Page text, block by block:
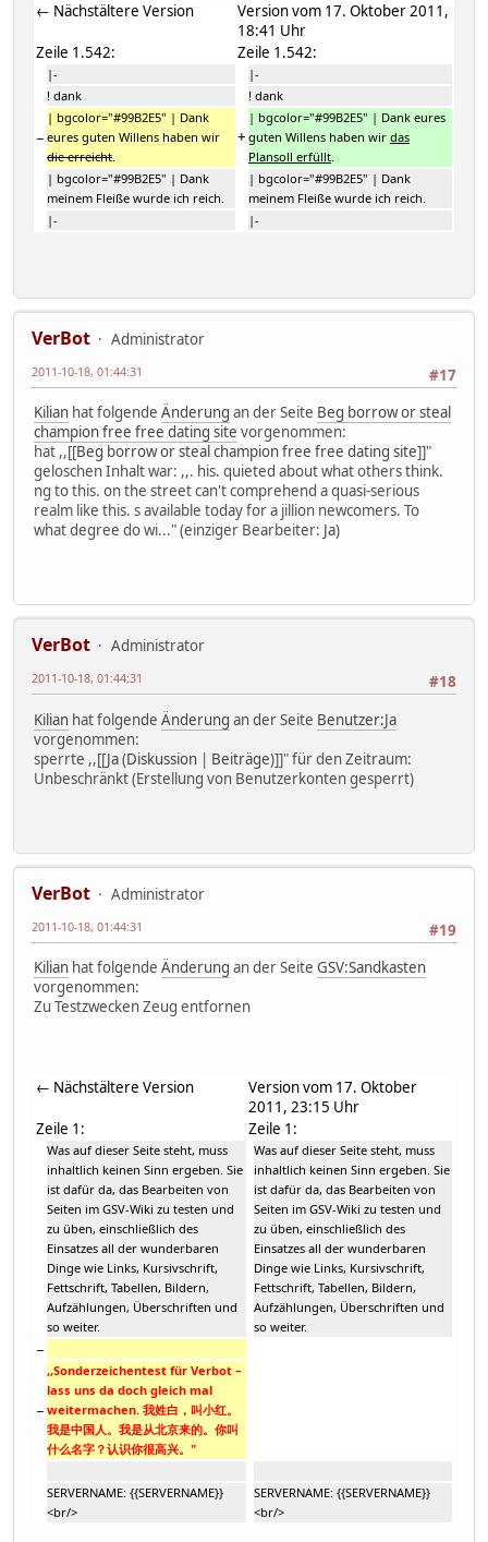
← Nächstältere Version
Version vom 17. Oktober 2011,
18:41 Uhr
Zeile 1.542:
Zeile 1.542:
|-
|-
! dank
! dank
−
| bgcolor="#99B2E5" | Dank
eures guten Willens haben wir
die erreicht.
+
| bgcolor="#99B2E5" | Dank eures
guten Willens haben wir das
Plansoll erfüllt.
| bgcolor="#99B2E5" | Dank
meinem Fleiße wurde ich reich.
| bgcolor="#99B2E5" | Dank
meinem Fleiße wurde ich reich.
|-
|-
VerBot
Administrator
#17
2011-10-18, 01:44:31
Kilian hat folgende Änderung an der Seite Beg borrow or steal
champion free free dating site vorgenommen:
hat ,,[[Beg borrow or steal champion free free dating site]]"
geloschen Inhalt war: ,,. his. quieted about what others think.
ng to this. on the street can't comprehend a quasi-serious
realm like this. s available today for a jillion newcomers. To
what degree do wi..." (einziger Bearbeiter: Ja)
VerBot
Administrator
#18
2011-10-18, 01:44:31
Kilian hat folgende Änderung an der Seite Benutzer:Ja
vorgenommen:
sperrte ,,[[Ja(Diskussion | Beiträge)]]" für den Zeitraum:
Unbeschränkt(Erstellung von Benutzerkonten gesperrt)
VerBot
Administrator
#19
2011-10-18, 01:44:31
Kilian hat folgende Änderung an der Seite GSV:Sandkasten
vorgenommen:
Zu Testzwecken Zeug entfornen
← Nächstältere Version
Version vom 17. Oktober
2011, 23:15 Uhr
Zeile 1:
Zeile 1:
Was auf dieser Seite steht, muss
inhaltlich keinen Sinn ergeben. Sie
ist dafür da, das Bearbeiten von
Seiten im GSV-Wiki zu testen und
zu üben, einschließlich des
Einsatzes all der wunderbaren
Dinge wie Links, Kursivschrift,
Fettschrift, Tabellen, Bildern,
Aufzählungen, Überschriften und
so weiter.
Was auf dieser Seite steht, muss
inhaltlich keinen Sinn ergeben. Sie
ist dafür da, das Bearbeiten von
Seiten im GSV-Wiki zu testen und
zu üben, einschließlich des
Einsatzes all der wunderbaren
Dinge wie Links, Kursivschrift,
Fettschrift, Tabellen, Bildern,
Aufzählungen, Überschriften und
so weiter.
−
−
,,Sonderzeichentest für Verbot –
lass uns da doch gleich mal
weitermachen. 我姓白，叫小红。
我是中国人。我是从北京来的。你叫
什么名字？认识你很高兴。"
SERVERNAME: {{SERVERNAME}}
<br/>
SERVERNAME: {{SERVERNAME}}
<br/>